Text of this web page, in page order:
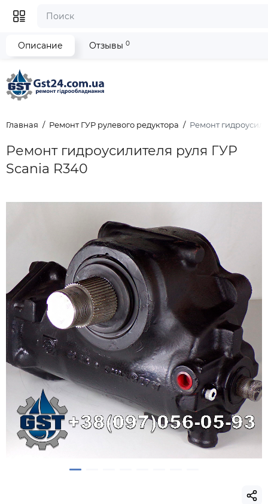
Главная Ремонт ГУР рулевого редуктора Ремонт
Ремонт гидроусилителя руля ГУР
Scania R340
Описание Отзывы 0